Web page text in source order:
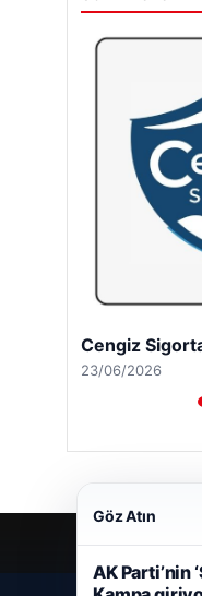
Cengiz
23/06/2026
Göz Atın
AK Parti’nin